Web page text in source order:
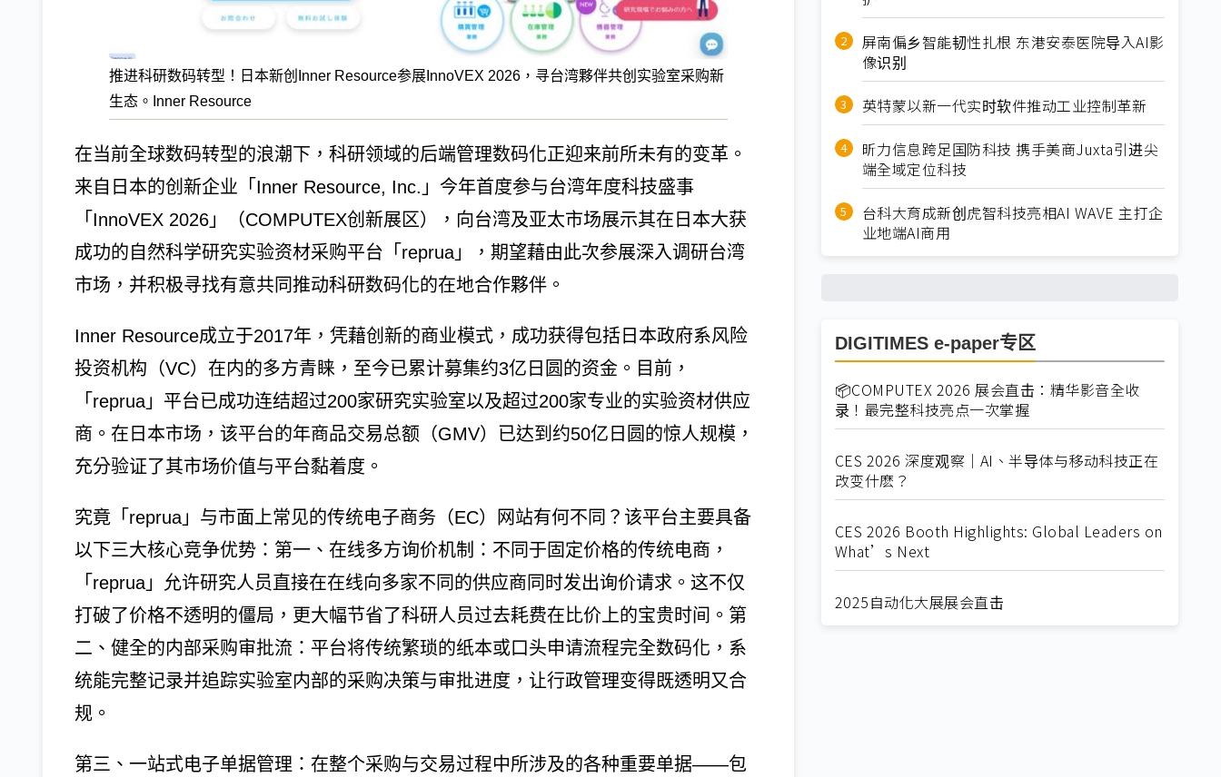
推进科研数码转型！日本新创Inner Resource参展InnoVEX 2026，寻台湾夥伴共创实验室采购新
生态。Inner Resource
在当前全球数码转型的浪潮下，科研领域的后端管理数码化正迎来前所未有的变革。
来自日本的创新企业「Inner Resource, Inc.」今年首度参与台湾年度科技盛事
「InnoVEX 2026」（COMPUTEX创新展区），向台湾及亚太市场展示其在日本大获
成功的自然科学研究实验资材采购平台「reprua」，期望藉由此次参展深入调研台湾
市场，并积极寻找有意共同推动科研数码化的在地合作夥伴。
Inner Resource成立于2017年，凭藉创新的商业模式，成功获得包括日本政府系风险
投资机构（VC）在内的多方青睐，至今已累计募集约3亿日圆的资金。目前，
「reprua」平台已成功连结超过200家研究实验室以及超过200家专业的实验资材供应
商。在日本市场，该平台的年商品交易总额（GMV）已达到约50亿日圆的惊人规模，
充分验证了其市场价值与平台黏着度。
究竟「reprua」与市面上常见的传统电子商务（EC）网站有何不同？该平台主要具备
以下三大核心竞争优势：第一、在线多方询价机制：不同于固定价格的传统电商，
「reprua」允许研究人员直接在在线向多家不同的供应商同时发出询价请求。这不仅
打破了价格不透明的僵局，更大幅节省了科研人员过去耗费在比价上的宝贵时间。第
二、健全的内部采购审批流：平台将传统繁琐的纸本或口头申请流程完全数码化，系
统能完整记录并追踪实验室内部的采购决策与审批进度，让行政管理变得既透明又合
规。
第三、一站式电子单据管理：在整个采购与交易过程中所涉及的各种重要单据——包
屏南偏乡智能韧性扎根 东港安泰医院导入AI影
像识别
英特蒙以新一代实时软件推动工业控制革新
昕力信息跨足国防科技 携手美商Juxta引进尖
端全域定位科技
台科大育成新创虎智科技亮相AI WAVE 主打企
业地端AI商用
DIGITIMES e-paper专区
📦COMPUTEX 2026 展会直击：精华影音全收
录！最完整科技亮点一次掌握
CES 2026 深度观察｜AI、半导体与移动科技正在
改变什麽？
CES 2026 Booth Highlights: Global Leaders on
What’s Next
2025自动化大展展会直击